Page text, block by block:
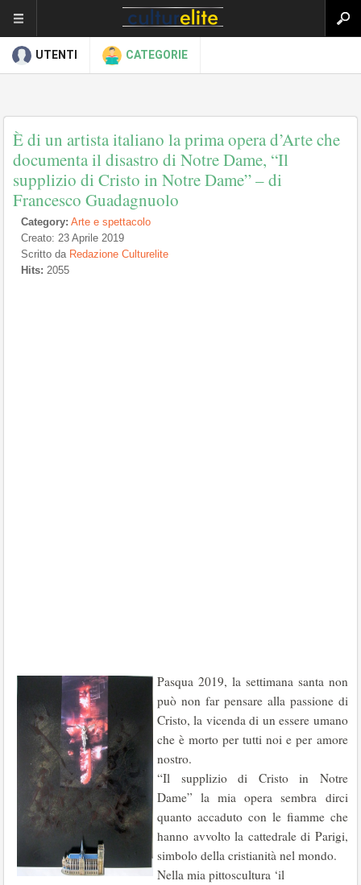
UTENTI CATEGORIE
È di un artista italiano la prima opera d’Arte che
documenta il disastro di Notre Dame, “Il
supplizio di Cristo in Notre Dame” – di
Francesco Guadagnuolo
Category: Arte e spettacolo
Creato: 23 Aprile 2019
Scritto da Redazione Culturelite
Hits: 2055
Pasqua 2019, la settimana santa non
può non far pensare alla passione di
Cristo, la vicenda di un essere umano
che è morto per tutti noi e per amore
nostro.
“Il supplizio di Cristo in Notre
Dame” la mia opera sembra dirci
quanto accaduto con le fiamme che
hanno avvolto la cattedrale di Parigi,
simbolo della cristianità nel mondo.
Nella mia pittoscultura ‘il